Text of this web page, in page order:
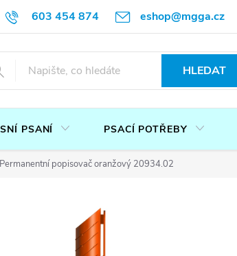
603 454 874 eshop@mgga.cz
DOTAZ PODMÍNKY OCHRANY OSOBNÍCH ÚDAJŮ
HLEDAT
PSANÍ PSACÍ POTŘEBY
Permanentní popisovač oranžový 20934.02